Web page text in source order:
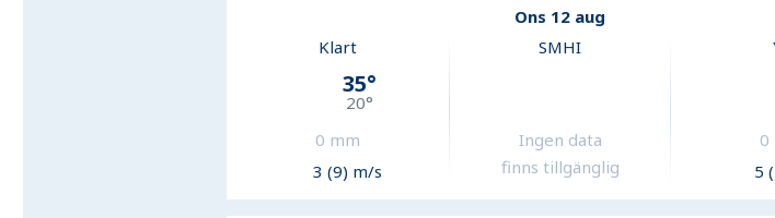
Ons 12 aug
Klart
35°
20°
0 mm
3 (9) m/s
SMHI
Ingen data
finns tillgänglig
0
5